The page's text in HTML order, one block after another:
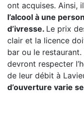
ont acquises. Ainsi,
l’alcool à une
d’ivresse. Le prix
clair et la licence
bar ou le
devront respecter
de leur débit à
d’ouverture varie